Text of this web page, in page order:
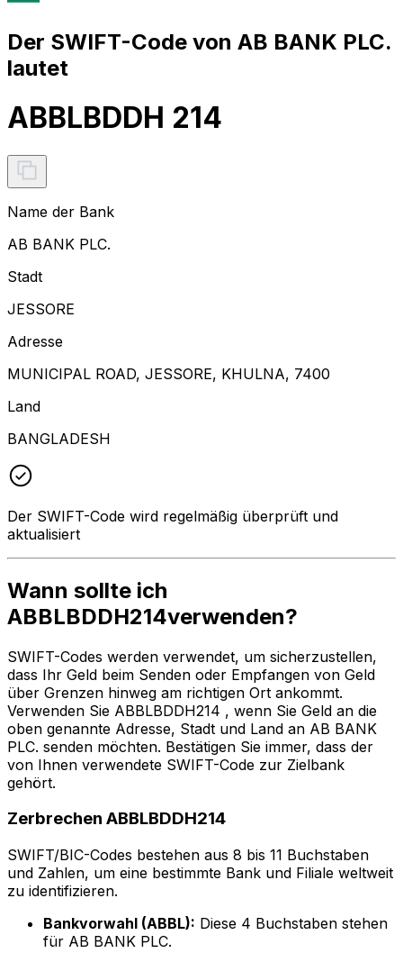
Der SWIFT-Code von AB BANK PLC.
lautet
ABBLBDDH 214
Name der Bank
AB BANK PLC.
Stadt
JESSORE
Adresse
MUNICIPAL ROAD, JESSORE, KHULNA, 7400
Land
BANGLADESH
Der SWIFT-Code wird regelmäßig überprüft und
aktualisiert
Wann sollte ich
ABBLBDDH214verwenden?
SWIFT-Codes werden verwendet, um sicherzustellen,
dass Ihr Geld beim Senden oder Empfangen von Geld
über Grenzen hinweg am richtigen Ort ankommt.
Verwenden Sie ABBLBDDH214 , wenn Sie Geld an die
oben genannte Adresse, Stadt und Land an AB BANK
PLC. senden möchten. Bestätigen Sie immer, dass der
von Ihnen verwendete SWIFT-Code zur Zielbank
gehört.
Zerbrechen ABBLBDDH214
SWIFT/BIC-Codes bestehen aus 8 bis 11 Buchstaben
und Zahlen, um eine bestimmte Bank und Filiale weltweit
zu identifizieren.
Bankvorwahl (ABBL): Diese 4 Buchstaben stehen
für AB BANK PLC.